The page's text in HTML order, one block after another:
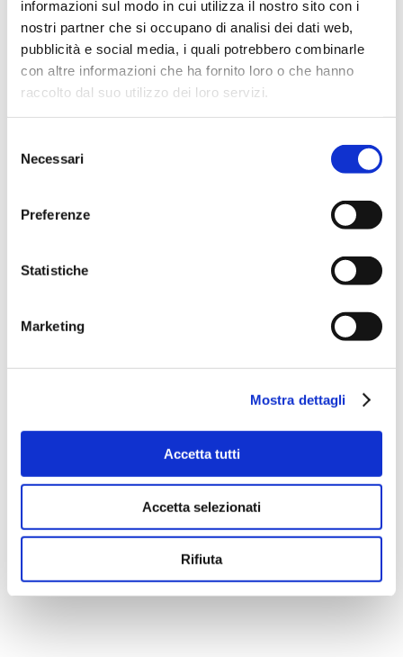
informazioni sul modo in cui utilizza il nostro sito con i
nostri partner che si occupano di analisi dei dati web,
pubblicità e social media, i quali potrebbero combinarle
con altre informazioni che ha fornito loro o che hanno
raccolto dal suo utilizzo dei loro servizi.
delNecessari
Preferenze
Statistiche
Marketing
Mostra dettagli
Accetta tutti
Accetta selezionati
Rifiuta
SCARICA PROMEMORIA
SCARICA ELENCO DOCUMENTI
SCARICA CURRICULUM
SCARICA CURRICULUM